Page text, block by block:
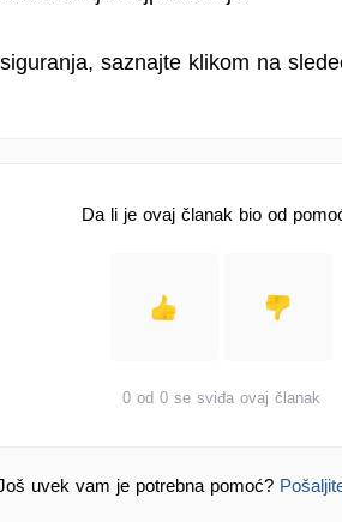
saznajte klikom na
Da li je ovaj članak bio od
0 od 0 se sviđa ovaj članak
uvek vam je potrebna pomoć?